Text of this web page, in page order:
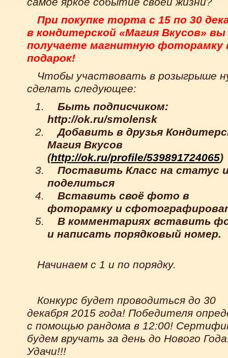
При покупке торта с 15 по 30
в кондитерской «Магия Вкусов» вы
получаете магнитную фоторамку
подарок!
Чтобы участвовать в розыгрыше
сделать следующее:
Быть подписчиком:
http://ok.ru/smolensk
Добавить в друзья
Магия Вкусов
(http://ok.ru/profile/539891724065)
Поставить Класс на статус
поделиться
Вставить своё фото в
фоторамку и
В комментариях вставить
и написать порядковый номер.
Начинаем с 1 и по порядку.
Конкурс будет проводиться до 30
декабря 2015 года! Победителя
с помощью рандома в 12:00!
будем вручать за день до Нового
Удачи!!!